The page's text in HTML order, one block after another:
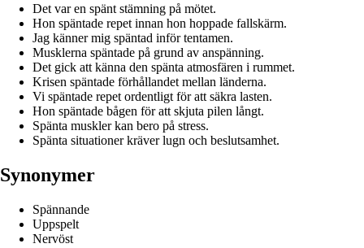
Det var en spänt stämning på mötet.
Hon späntade repet innan hon hoppade fallskärm.
Jag känner mig späntad inför tentamen.
Musklerna späntade på grund av anspänning.
Det gick att känna den spänta atmosfären i rummet.
Krisen späntade förhållandet mellan länderna.
Vi späntade repet ordentligt för att säkra lasten.
Hon späntade bågen för att skjuta pilen långt.
Spänta muskler kan bero på stress.
Spänta situationer kräver lugn och beslutsamhet.
Synonymer
Spännande
Uppspelt
Nervöst